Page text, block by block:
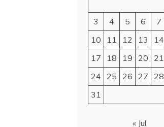
3
4 5 6 7
10
11 12 13 14
17
18 19 20 21
24
25 26 27 28
31
« Jul